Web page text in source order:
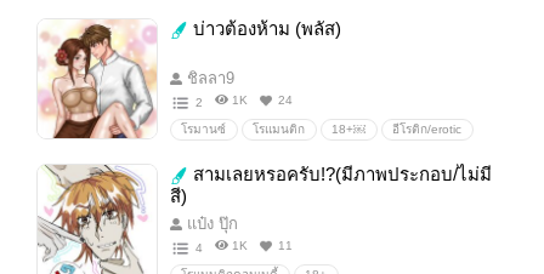
บ่าวต้องห้าม (พลัส)
ชิลลา9
2 1K 24
โรมานซ์ โรแมนติก 18+￼ อีโรติก/erotic
สามเลยหรอครับ!?(มีภาพประกอบ/ไม่มี
สี)
แป๋ง ปุ๊ก
4 1K 11